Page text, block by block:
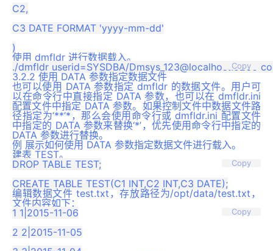
C2,
C3 DATE FORMAT 'yyyy-mm-dd'
使用 dmfldr 进行数据载入。
Copy
3.2.2 使用 DATA 参数指定数据文件
也可以使用 DATA 参数指定 dmfldr 的数据文件。用户可
以在命令行中直接指定 DATA 参数，也可以在 dmfldr.ini
配置文件中指定 DATA 参数。如果控制文件中数据文件路
径指定为‘**’*，那么会使用命令行或 dmfldr.ini 配置文件
中指定的 DATA 参数来替换‘*’，优先使用命令行中指定的
DATA 参数进行替换。
例 展示如何使用 DATA 参数指定数据文件进行载入。
建表 TEST。
Copy
DROP TABLE TEST;
编辑数据文件 test.txt，存放路径为/opt/data/test.txt，
文件内容如下：
Copy
1 1|2015-11-06
2 2|2015-11-05